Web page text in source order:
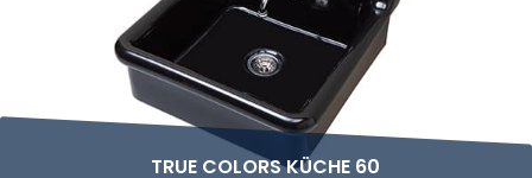
TRUE COLORS KÜCHE 60